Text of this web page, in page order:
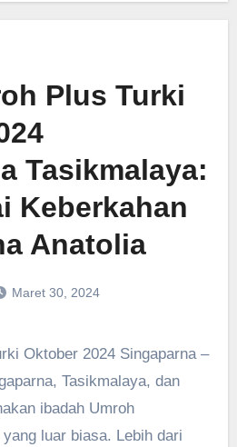
Plus Turki
Tasikmalaya:
Keberkahan
Anatolia
Maret 30, 2024
Tasikmalaya, dan
ibadah Umroh
luar biasa. Lebih dari